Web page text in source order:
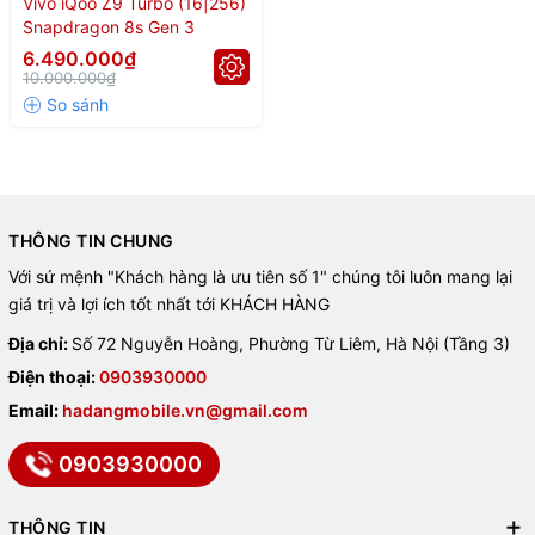
Kích thước 6.78 inch, độ phân giải 1.5K (1260 x 2800).
Tần số quét144Hz , độ sáng đỉnh 4500 nits.
Cảm biến vân tay dưới màn hình, Always-on Display.
Camera chính50MP, f/1.8
Quay video 4K, chống rung điện tử và quang học.
Camera selfie16MP, quay video 1080p.
🛡️Thiết kế thời trang – Chuẩn
IP64
Khung viền vuông, mặt lưng phẳng hiện đại.
Snapdragon 8s Gen 3
6.490.000₫
10.000.000₫
THÔNG TIN CHUNG
Với sứ mệnh "Khách hàng là ưu tiên số 1" chúng tôi luôn mang lại
giá trị và lợi ích tốt nhất tới KHÁCH HÀNG
Địa chỉ: Số 72 Nguyễn Hoàng, Phường Từ Liêm, Hà Nội (Tầng 3)
Điện thoại:0903930000
Email: hadangmobile.vn@gmail.com
0903930000
THÔNG TIN